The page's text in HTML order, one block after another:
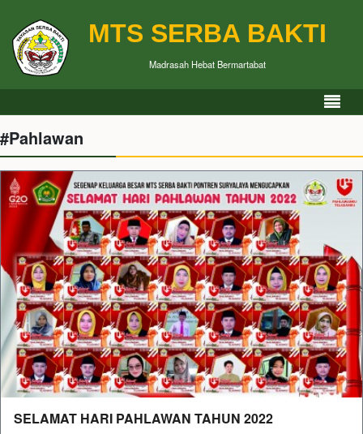
MTS SERBA BAKTI
Madrasah Hebat Bermartabat
#Pahlawan
SELAMAT HARI PAHLAWAN TAHUN 2022